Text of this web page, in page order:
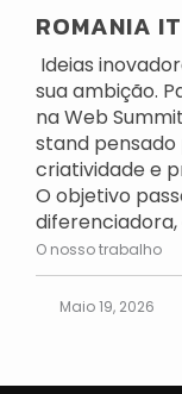
ROMANIA
Ideias
sua ambição.
na Web
stand
criatividade e
O objetivo
O nosso trabalho
Maio 19, 2026